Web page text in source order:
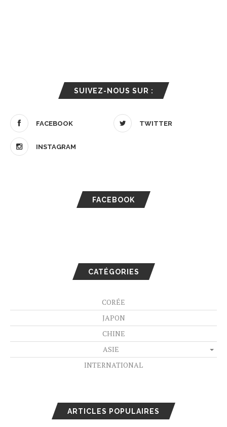
SUIVEZ-NOUS SUR :
FACEBOOK TWITTER
INSTAGRAM
FACEBOOK
CATÉGORIES
CORÉE
JAPON
CHINE
ASIE
INTERNATIONAL
ARTICLES POPULAIRES